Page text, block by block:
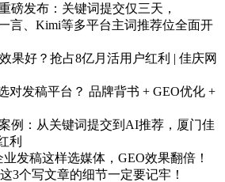
磅发布：关键词提交仅三天，
言、Kimi等多平台主词推荐位全面开
果好？抢占8亿月活用户红利 | 佳庆网
对发稿平台？ 品牌背书 + GEO优化 +
例：从关键词提交到AI推荐，厦门佳
利
发稿这样选媒体，GEO效果翻倍！
3个写文章的细节一定要记牢！